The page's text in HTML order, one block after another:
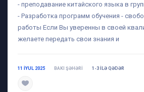
- преподавание китайского языка в
- Разработка программ обучения -
работы Если Вы уверенны в своей
желаете передать свои знания и
11 IYUL 2025 BAKI ŞƏHƏRI 1-3 ILƏ QƏDƏR